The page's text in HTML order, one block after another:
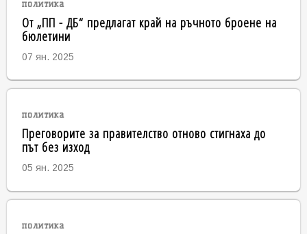
политика
От „ПП - ДБ“ предлагат край на ръчното броене на
бюлетини
07 ян. 2025
политика
Преговорите за правителство отново стигнаха до
път без изход
05 ян. 2025
политика